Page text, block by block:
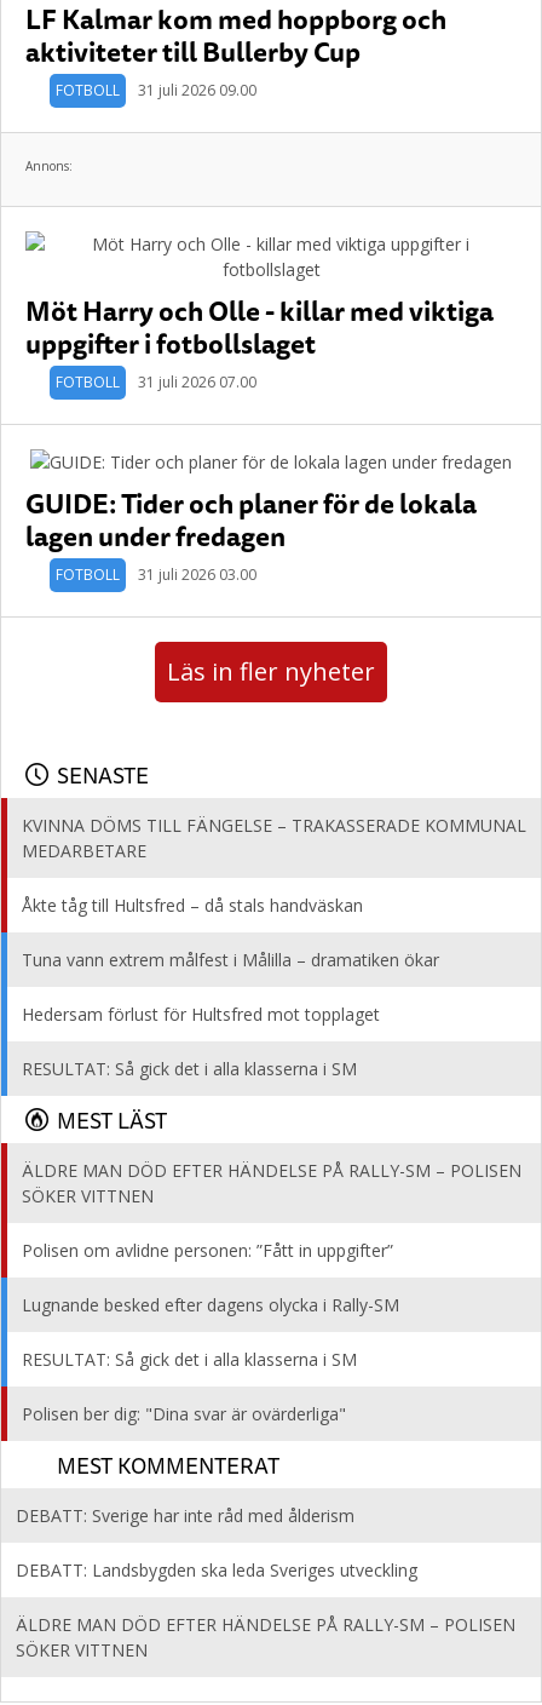
LF Kalmar kom med hoppborg och
aktiviteter till Bullerby Cup
FOTBOLL 31 juli 2026 09.00
Annons:
Möt Harry och Olle - killar med viktiga
uppgifter i fotbollslaget
FOTBOLL 31 juli 2026 07.00
GUIDE: Tider och planer för de lokala
lagen under fredagen
FOTBOLL 31 juli 2026 03.00
Läs in fler nyheter
SENASTE
KVINNA DÖMS TILL FÄNGELSE – TRAKASSERADE KOMMUNAL
MEDARBETARE
Åkte tåg till Hultsfred – då stals handväskan
Tuna vann extrem målfest i Målilla – dramatiken ökar
Hedersam förlust för Hultsfred mot topplaget
RESULTAT: Så gick det i alla klasserna i SM
MEST LÄST
ÄLDRE MAN DÖD EFTER HÄNDELSE PÅ RALLY-SM – POLISEN
SÖKER VITTNEN
Polisen om avlidne personen: ”Fått in uppgifter”
Lugnande besked efter dagens olycka i Rally-SM
RESULTAT: Så gick det i alla klasserna i SM
Polisen ber dig: "Dina svar är ovärderliga"
MEST KOMMENTERAT
DEBATT: Sverige har inte råd med ålderism
DEBATT: Landsbygden ska leda Sveriges utveckling
ÄLDRE MAN DÖD EFTER HÄNDELSE PÅ RALLY-SM – POLISEN
SÖKER VITTNEN